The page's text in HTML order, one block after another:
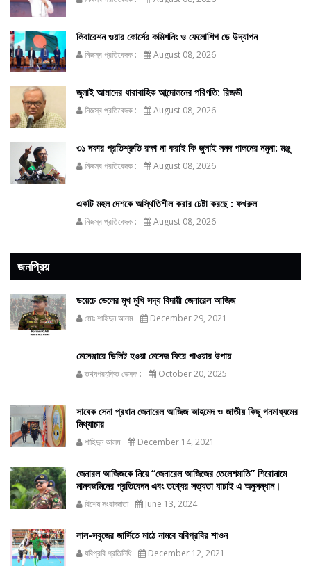
লিবারেশন ওয়ার কোর্সের কমিশনিং ও ফেলোশিপ ডে উদ্‌যাপন
নিজস্ব প্রতিবেদক : August 08, 2026
জুলাই আমাদের ধারাবাহিক আন্দোলনের পরিণতি: রিজভী
নিজস্ব প্রতিবেদক : August 08, 2026
৩১ দফার প্রতিশ্রুতি রক্ষা না করাই কি জুলাই সনদ পালনের নমুনা: মঞ্জু
নিজস্ব প্রতিবেদক : August 08, 2026
একটি মহল দেশকে অস্থিতিশীল করার চেষ্টা করছে : ফখরুল
নিজস্ব প্রতিবেদক : August 08, 2026
জনপ্রিয়
ডয়েচে ভেলের মুখ মুখি সদ্য বিদায়ী জেনারেল আজিজ
মোঃ শাহিদুন আলম December 29, 2021
মেসেঞ্জারে ডিলিট হওয়া মেসেজ ফিরে পাওয়ার উপায়
তথ্যপ্রযুক্তি ডেস্ক : October 20, 2025
সাবেক সেনা প্রধান জেনারেল আজিজ আহমেদ ও জাতীয় কিছু গনমাধ্যমের
মিথ্যাচার
শাহিদুন আলম December 14, 2021
জেনারল আজিজকে নিয়ে “জেনারেল আজিজের তেলেশমাতি” শিরোনামে
মানবজমিনের প্রতিবেদন এবং তথ্যের সত্যতা যাচাই এ অনুসন্ধান।
বিশেষ সংবাদদাতা June 13, 2024
লাল-সবুজের জার্সিতে মাঠে নামবে যবিপ্রবির শাওন
যবিপ্রবি প্রতিনিধি December 12, 2021